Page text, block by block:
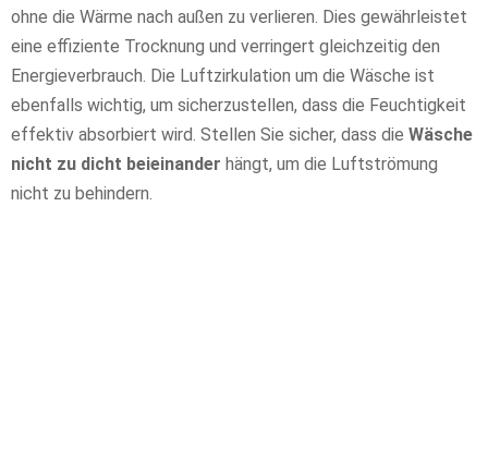
ohne die Wärme nach außen zu verlieren. Dies gewährleistet
eine effiziente Trocknung und verringert gleichzeitig den
Energieverbrauch. Die Luftzirkulation um die Wäsche ist
ebenfalls wichtig, um sicherzustellen, dass die Feuchtigkeit
effektiv absorbiert wird. Stellen Sie sicher, dass die Wäsche
nicht zu dicht beieinander hängt, um die Luftströmung
nicht zu behindern.